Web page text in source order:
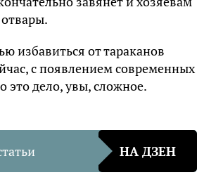
избавиться от тараканов
с появлением современных
это дело, увы, сложное.
НА ДЗЕН